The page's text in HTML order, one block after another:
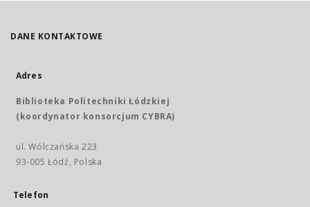
DANE KONTAKTOWE
Adres
Biblioteka Politechniki Łódzkiej
(koordynator konsorcjum CYBRA)
ul. Wólczańska 223
93-005 Łódź, Polska
Telefon